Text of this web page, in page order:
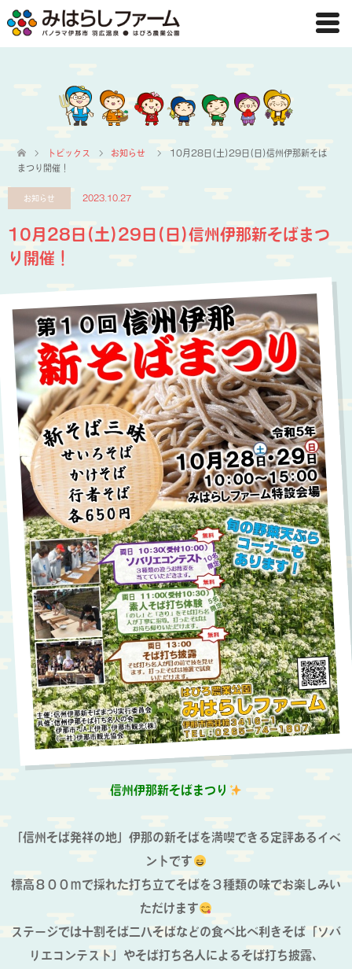
トピックス お知らせ
10月28日(土)29日(日)信州伊那新そば
まつり開催！
お知らせ 2023.10.27
10月28日(土)29日(日)信州伊那新そばまつ
り開催！
信州伊那新そばまつり
「信州そば発祥の地」伊那の新そばを満喫できる定評あるイベ
ントです
標高８００ｍで採れた打ち立てそばを３種類の味でお楽しみい
ただけます
ステージでは十割そば二八そばなどの食べ比べ利きそば「ソバ
リエコンテスト」やそば打ち名人によるそば打ち披露、